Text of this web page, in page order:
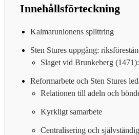
Innehållsförteckning
Kalmarunionens splittring
Sten Stures uppgång:
Slaget vid Brunkeberg
Reformarbete och Sten Stures
Relationen till adeln och
Kyrkligt samarbete
Centralisering och